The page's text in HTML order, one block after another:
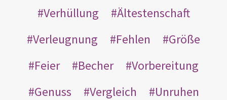
Verhüllung
Ältestenschaft
Verleugnung
Fehlen
Größe
Feier
Becher
Vorbereitung
Genuss
Vergleich
Unruhen